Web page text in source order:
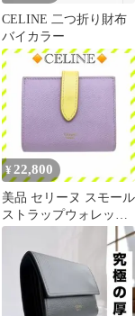
CELINE 二つ折り財布
バイカラー
¥ 22,800
美品 セリーヌ スモール
ストラップウォレット
折り財布 レザー 紫 パ
ープル 黄